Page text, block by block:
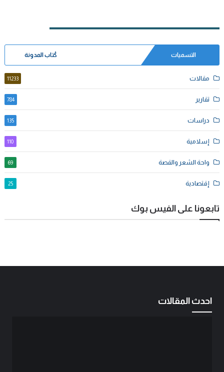
التسميات كُتاب المدونة
مقالات 11233
تقارير 784
دراسات 135
إسلامية 110
واحة الشعر والقصة 69
إقتصادية 25
تابعونا على الفيس بوك
احدث المقالات